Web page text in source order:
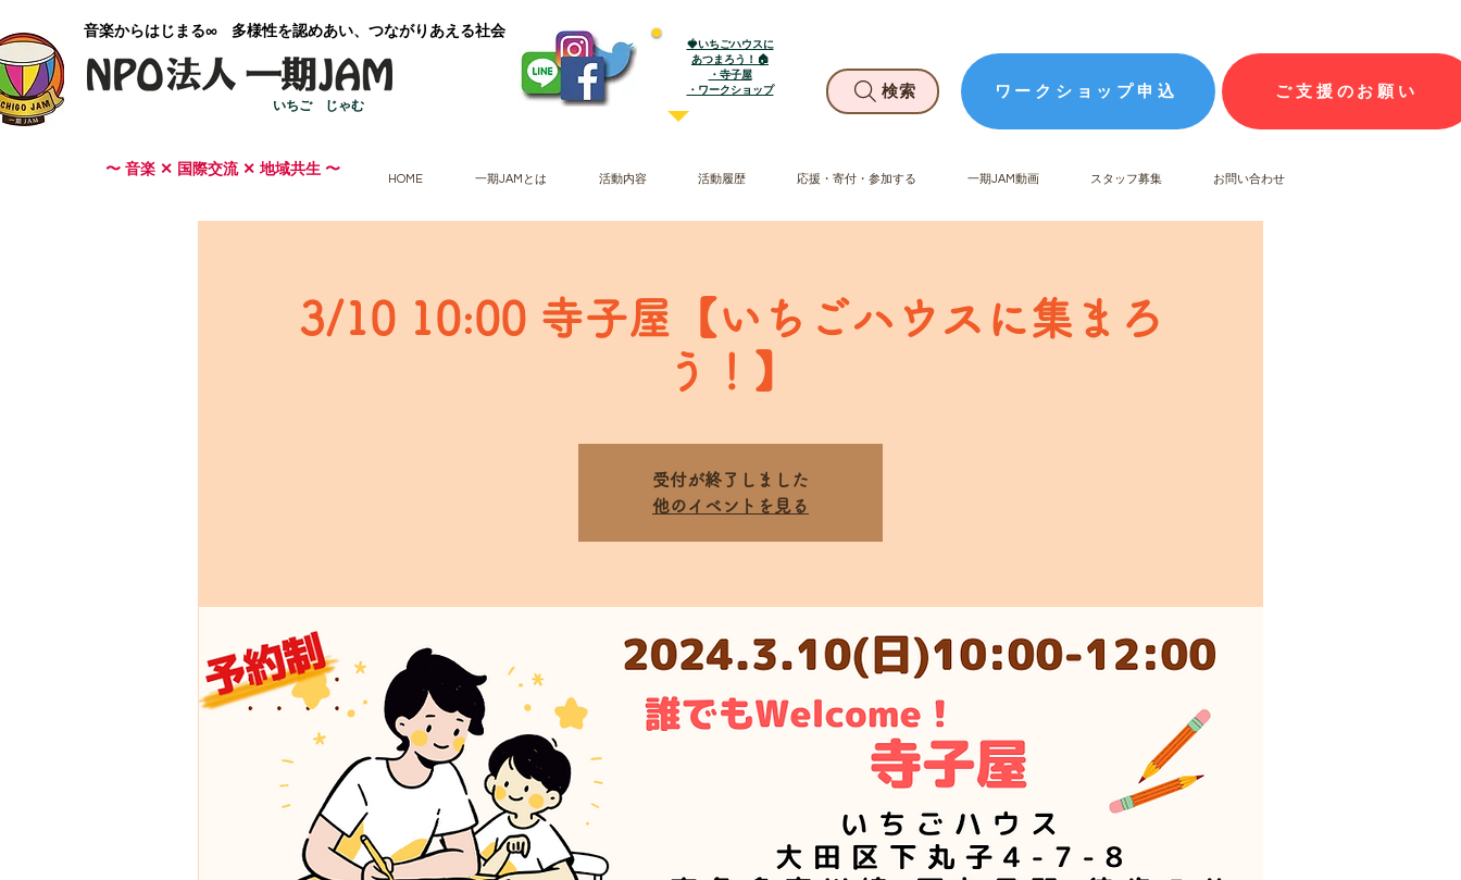
​音楽からはじまる∞ 多様性を認めあい、つながりあえる社会
いちご じゃむ
🍓いちごハウスに
あつまろう！🏠
・寺子屋
​・ワークショップ
検索 ワークショップ申込 ご支援のお願い
〜 音楽 ✕ 国際交流 ✕ 地域共生 〜
HOME 一期JAMとは 活動内容 活動履歴 応援・寄付・参加する 一期JAM動画 スタッフ募集 お問い合わせ
3/10 10:00 寺子屋【いちごハウスに集まろ
う！】
受付が終了しました
他のイベントを見る